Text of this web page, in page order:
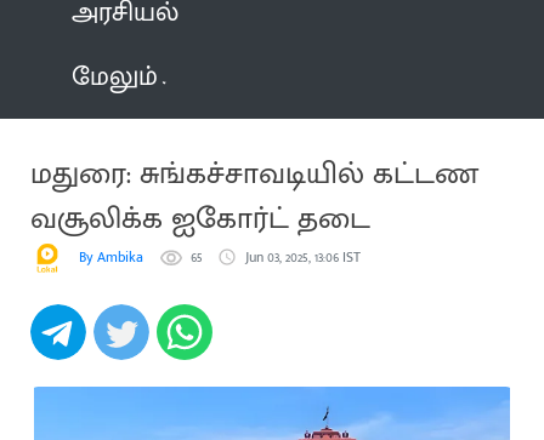
அரசியல்
மேலும்
மதுரை: சுங்கச்சாவடியில் கட்டண
வசூலிக்க ஐகோர்ட் தடை
By Ambika 65 Jun 03, 2025, 13:06 IST